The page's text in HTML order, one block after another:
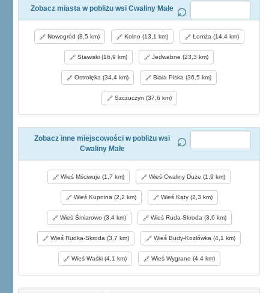
Zobacz miasta w pobliżu wsi Cwaliny Małe
Nowogród (8,5 km) Kolno (13,1 km) Łomża (14,4 km)
Stawiski (16,9 km) Jedwabne (23,3 km)
Ostrołęka (34,4 km) Biała Piska (36,5 km)
Szczuczyn (37,6 km)
Zobacz inne miejscowości w pobliżu wsi
Cwaliny Małe
Wieś Mściwuje (1,7 km) Wieś Cwaliny Duże (1,9 km)
Wieś Kupnina (2,2 km) Wieś Kąty (2,3 km)
Wieś Śmiarowo (3,4 km) Wieś Ruda-Skroda (3,6 km)
Wieś Rudka-Skroda (3,7 km) Wieś Budy-Kozłówka (4,1 km)
Wieś Waśki (4,1 km) Wieś Wygrane (4,4 km)